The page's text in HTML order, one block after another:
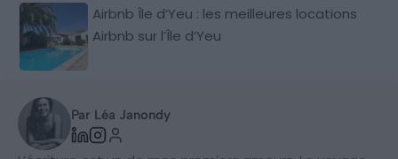
Airbnb Île d’Yeu : les meilleures locations
Airbnb sur l’Île d’Yeu
Par Léa Janondy